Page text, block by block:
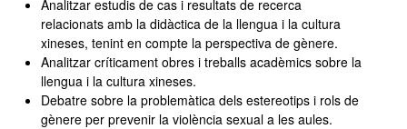
Analitzar estudis de cas i resultats de recerca
relacionats amb la didàctica de la llengua i la cultura
xineses, tenint en compte la perspectiva de gènere.
Analitzar críticament obres i treballs acadèmics sobre la
llengua i la cultura xineses.
Debatre sobre la problemàtica dels estereotips i rols de
gènere per prevenir la violència sexual a les aules.